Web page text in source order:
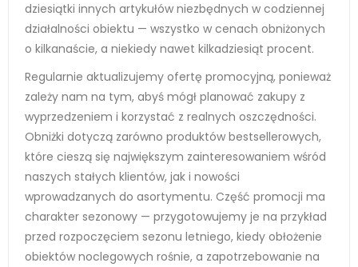
dziesiątki innych artykułów niezbędnych w codziennej
działalności obiektu — wszystko w cenach obniżonych
o kilkanaście, a niekiedy nawet kilkadziesiąt procent.
Regularnie aktualizujemy ofertę promocyjną, ponieważ
zależy nam na tym, abyś mógł planować zakupy z
wyprzedzeniem i korzystać z realnych oszczędności.
Obniżki dotyczą zarówno produktów bestsellerowych,
które cieszą się największym zainteresowaniem wśród
naszych stałych klientów, jak i nowości
wprowadzanych do asortymentu. Część promocji ma
charakter sezonowy — przygotowujemy je na przykład
przed rozpoczęciem sezonu letniego, kiedy obłożenie
obiektów noclegowych rośnie, a zapotrzebowanie na